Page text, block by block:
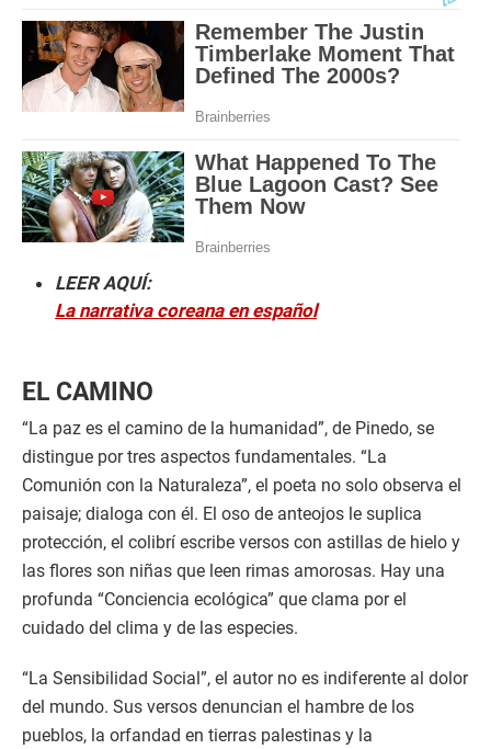
LEER AQUÍ:
La narrativa coreana en español
EL CAMINO
“La paz es el camino de la humanidad”, de Pinedo, se
distingue por tres aspectos fundamentales. “La
Comunión con la Naturaleza”, el poeta no solo observa el
paisaje; dialoga con él. El oso de anteojos le suplica
protección, el colibrí escribe versos con astillas de hielo y
las flores son niñas que leen rimas amorosas. Hay una
profunda “Conciencia ecológica” que clama por el
cuidado del clima y de las especies.
“La Sensibilidad Social”, el autor no es indiferente al dolor
del mundo. Sus versos denuncian el hambre de los
pueblos, la orfandad en tierras palestinas y la